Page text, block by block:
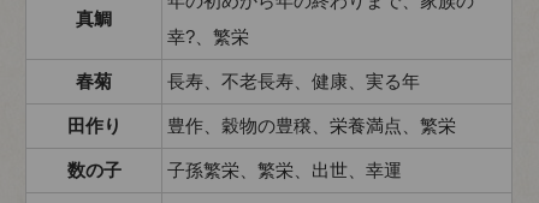
真鯛
幸?、繁栄
春菊 長寿、不老長寿、健康、実る年
田作り 豊作、穀物の豊穣、栄養満点、繁栄
数の子 子孫繁栄、繁栄、出世、幸運